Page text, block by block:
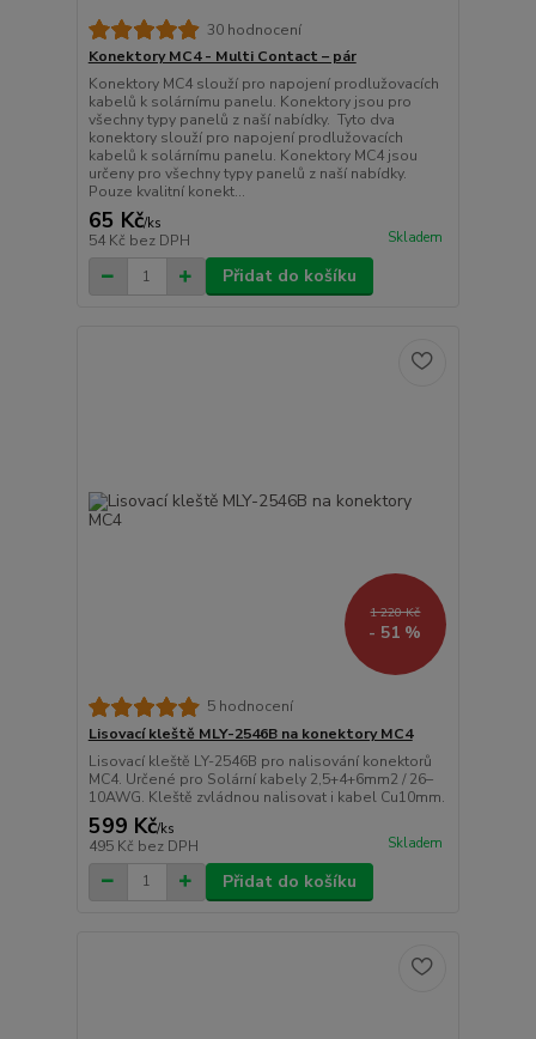
30 hodnocení
Konektory MC4 - Multi Contact – pár
Konektory MC4 slouží pro napojení prodlužovacích
kabelů k solárnímu panelu. Konektory jsou pro
všechny typy panelů z naší nabídky. Tyto dva
konektory slouží pro napojení prodlužovacích
kabelů k solárnímu panelu. Konektory MC4 jsou
určeny pro všechny typy panelů z naší nabídky.
Pouze kvalitní konekt...
65 Kč/ks
54 Kč bez DPH Skladem
Přidat do košíku
1 220 Kč
- 51 %
5 hodnocení
Lisovací kleště MLY-2546B na konektory MC4
Lisovací kleště LY-2546B pro nalisování konektorů
MC4. Určené pro Solární kabely 2,5+4+6mm2 / 26–
10AWG. Kleště zvládnou nalisovat i kabel Cu10mm.
599 Kč/ks
495 Kč bez DPH Skladem
Přidat do košíku